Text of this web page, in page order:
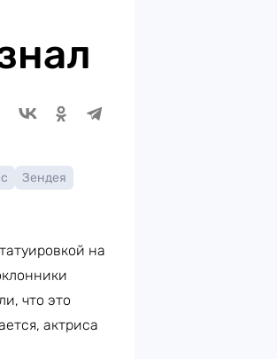
Зендея
на
что это
актриса